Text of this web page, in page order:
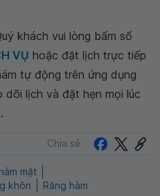
khách vui lòng bấm số
VỤ hoặc đặt lịch trực tiếp
tự động trên ứng dụng
dõi lịch và đặt hẹn mọi lúc
Chia sẻ
mặt
khôn Răng hàm